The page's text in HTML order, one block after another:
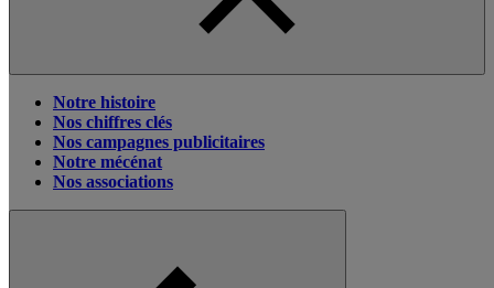
Notre histoire
Nos chiffres clés
Nos campagnes publicitaires
Notre mécénat
Nos associations